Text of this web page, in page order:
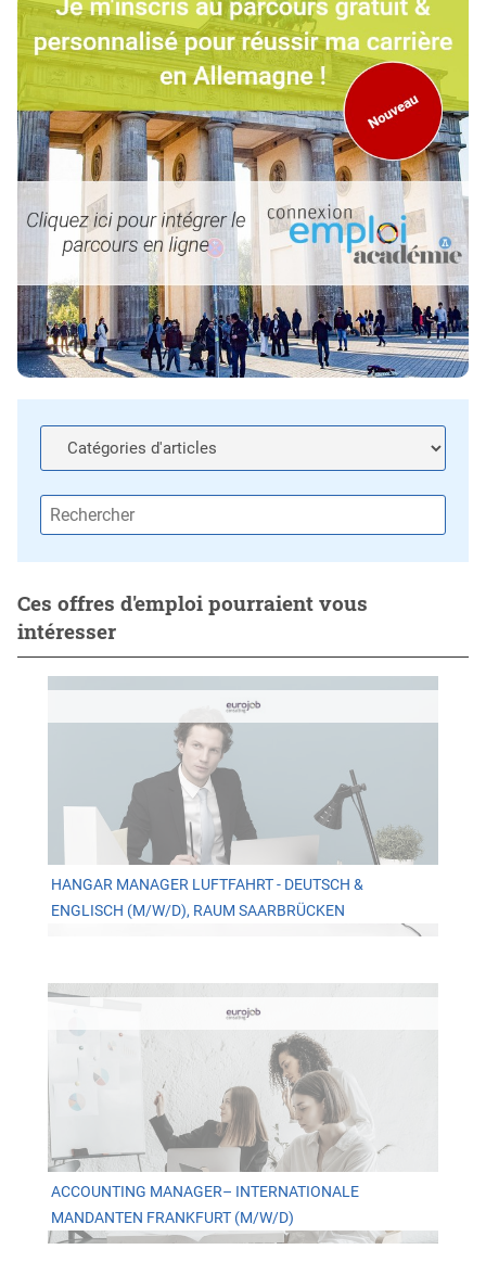
Ces offres d'emploi pourraient vous
intéresser
HANGAR MANAGER LUFTFAHRT - DEUTSCH &
ENGLISCH (M/W/D), RAUM SAARBRÜCKEN
ACCOUNTING MANAGER– INTERNATIONALE
MANDANTEN FRANKFURT (M/W/D)